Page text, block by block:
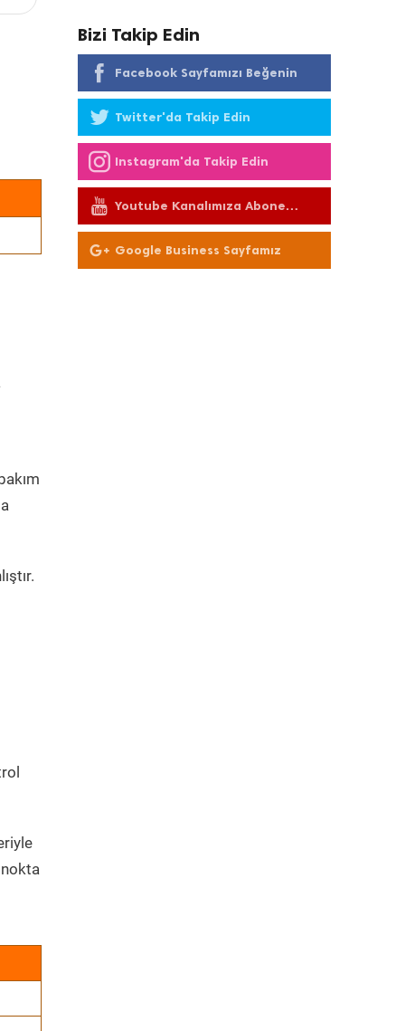
Bizi Takip Edin
Facebook Sayfamızı Beğenin
Twitter'da Takip Edin
Instagram'da Takip Edin
Youtube Kanalımıza Abone
Olun
Google Business Sayfamız